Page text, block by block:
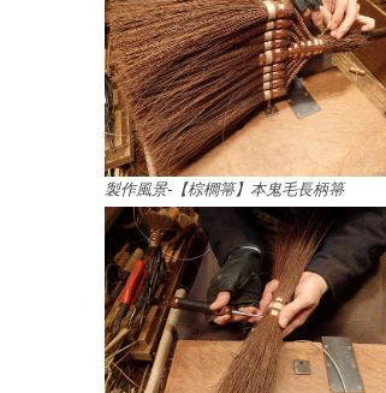
製作風景-【棕櫚箒】本鬼毛長柄箒